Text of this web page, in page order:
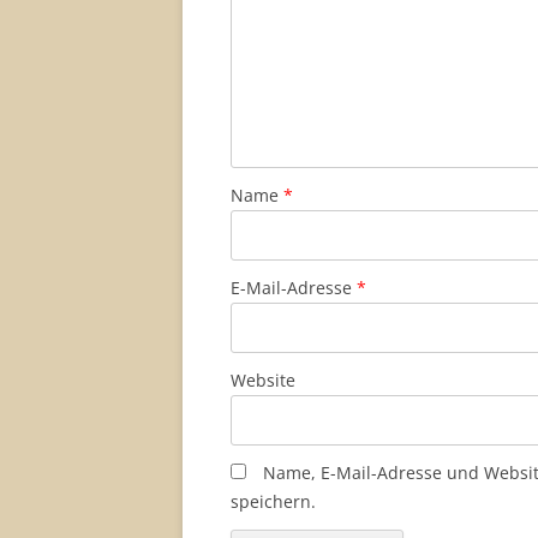
Name *
E-Mail-Adresse *
Website
Name, E-Mail-Adresse und
speichern.